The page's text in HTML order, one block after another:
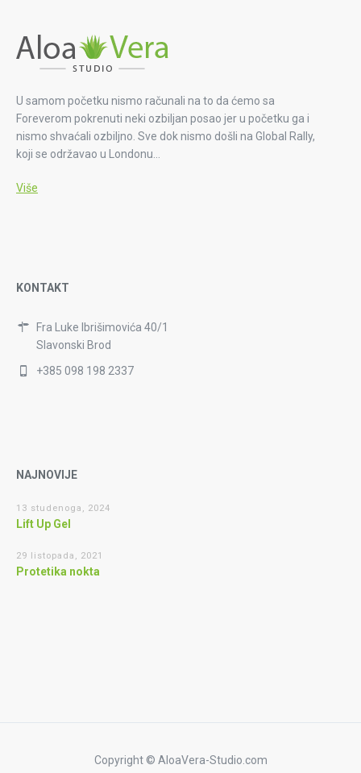
U samom početku nismo računali na to da ćemo sa
Foreverom pokrenuti neki ozbiljan posao jer u početku ga i
nismo shvaćali ozbiljno. Sve dok nismo došli na Global Rally,
koji se održavao u Londonu…
Više
KONTAKT
Fra Luke Ibrišimovića 40/1
Slavonski Brod
+385 098 198 2337
NAJNOVIJE
13 studenoga, 2024
Lift Up Gel
29 listopada, 2021
Protetika nokta
Copyright © AloaVera-Studio.com